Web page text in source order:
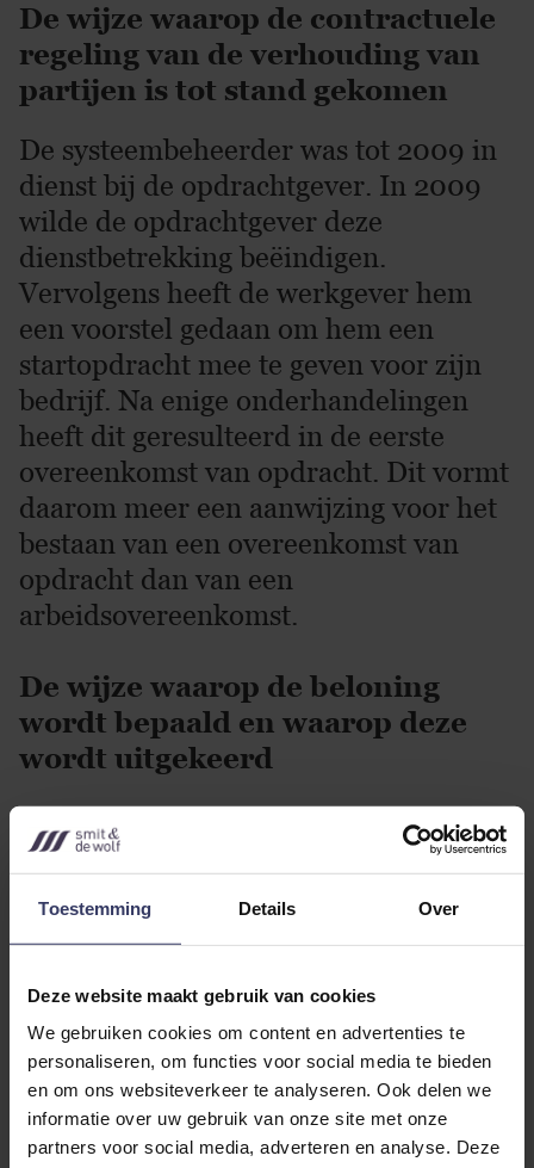
Toestemming Details Over
Deze website maakt gebruik van cookies
We gebruiken cookies om content en advertenties te
personaliseren, om functies voor social media te bieden
en om ons websiteverkeer te analyseren. Ook delen we
informatie over uw gebruik van onze site met onze
partners voor social media, adverteren en analyse. Deze
De wijze waarop de contractuele
regeling van de verhouding van
partijen is tot stand gekomen
De systeembeheerder was tot 2009 in
dienst bij de opdrachtgever. In 2009
wilde de opdrachtgever deze
dienstbetrekking beëindigen.
Vervolgens heeft de werkgever hem
een voorstel gedaan om hem een
startopdracht mee te geven voor zijn
bedrijf. Na enige onderhandelingen
heeft dit geresulteerd in de eerste
overeenkomst van opdracht. Dit vormt
daarom meer een aanwijzing voor het
bestaan van een overeenkomst van
opdracht dan van een
arbeidsovereenkomst.
De wijze waarop de beloning
wordt bepaald en waarop deze
wordt uitgekeerd
De systeembeheerder heeft steeds
onderhandeld over zijn uurtarief, heeft
algemene voorwaarden van toepassing
aantal uren per week naar boven
weten te brengen. De uren worden
maandelijks gefactureerd met 21%
btw. Er is geen loonbelasting
ingehouden of afgedragen. De